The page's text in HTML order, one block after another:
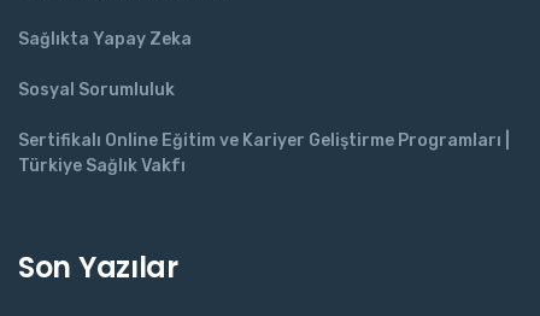
Sağlıkta Yapay Zeka
Sosyal Sorumluluk
Sertifikalı Online Eğitim ve Kariyer Geliştirme Programları |
Türkiye Sağlık Vakfı
Son Yazılar